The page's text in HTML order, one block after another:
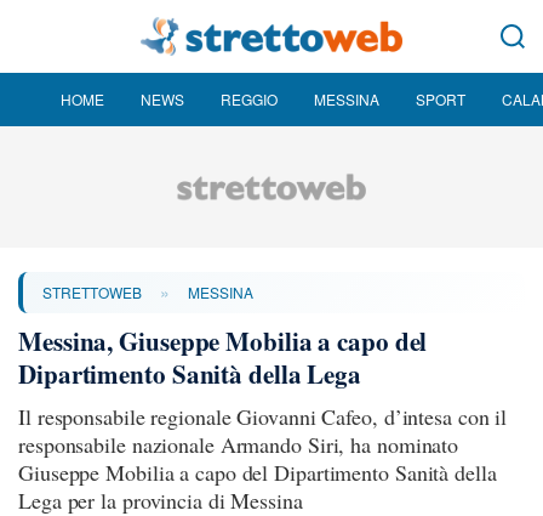
HOME NEWS REGGIO MESSINA SPORT
STRETTOWEB » MESSINA
Messina, Giuseppe Mobilia a capo del
Dipartimento Sanità della Lega
Il responsabile regionale Giovanni Cafeo, d’intesa con il
responsabile nazionale Armando Siri, ha nominato
Giuseppe Mobilia a capo del Dipartimento Sanità della
Lega per la provincia di Messina